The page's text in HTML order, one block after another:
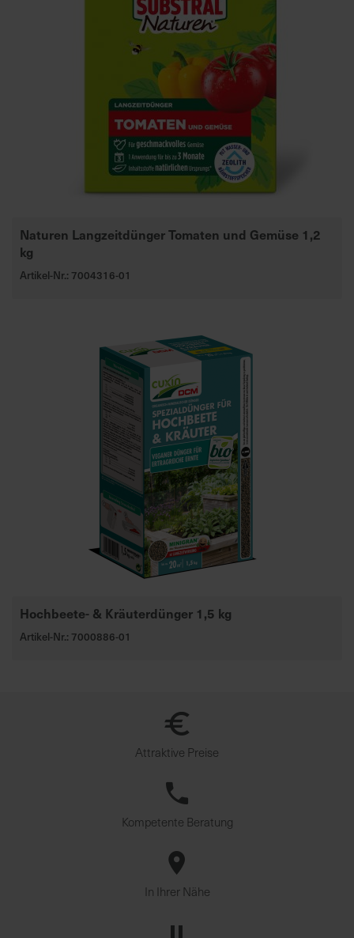
Naturen Langzeitdünger Tomaten und Gemüse 1,2
kg
Artikel-Nr.: 7004316-01
Hochbeete- & Kräuterdünger 1,5 kg
Artikel-Nr.: 7000886-01
Attraktive Preise
Kompetente Beratung
In Ihrer Nähe